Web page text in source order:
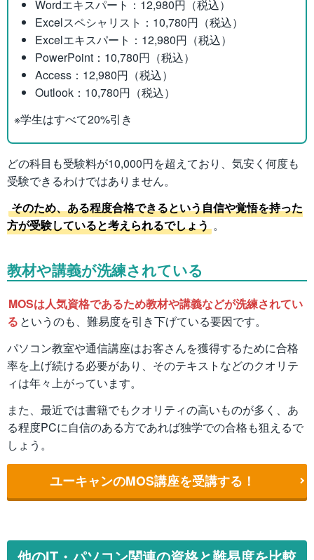
Wordエキスパート：12,980円（税込）
Excelスペシャリスト：10,780円（税込）
Excelエキスパート：12,980円（税込）
PowerPoint：10,780円（税込）
Access：12,980円（税込）
Outlook：10,780円（税込）
※学生はすべて20%引き
どの科目も受験料が10,000円を超えており、気安く何度も
受験できるわけではありません。
そのため、ある程度合格できるという自信や覚悟を持った
方が受験していると考えられるでしょう 。
教材や講義が洗練されている
MOSは人気資格であるため教材や講義などが洗練されてい
る というのも、難易度を引き下げている要因です。
パソコン教室や通信講座はお客さんを獲得するために合格
率を上げ続ける必要があり、そのテキストなどのクオリテ
ィは年々上がっています。
また、最近では書籍でもクオリティの高いものが多く、あ
る程度PCに自信のある方であれば独学での合格も狙えるで
しょう。
ユーキャンのMOS講座を受講する！